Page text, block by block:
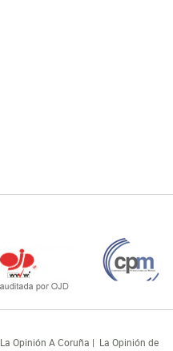
La Opinión A Coruña | La Opinión de